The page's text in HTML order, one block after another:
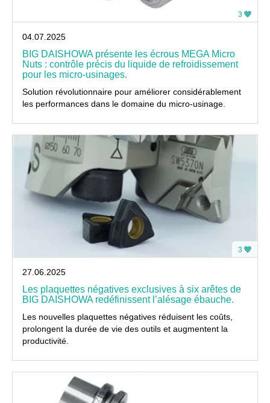
3
04.07.2025
BIG DAISHOWA présente les écrous MEGA Micro
Nuts : contrôle précis du liquide de refroidissement
pour les micro-usinages.
Solution révolutionnaire pour améliorer considérablement
les performances dans le domaine du micro-usinage.
3
27.06.2025
Les plaquettes négatives exclusives à six arêtes de
BIG DAISHOWA redéfinissent l’alésage ébauche.
Les nouvelles plaquettes négatives réduisent les coûts,
prolongent la durée de vie des outils et augmentent la
productivité.